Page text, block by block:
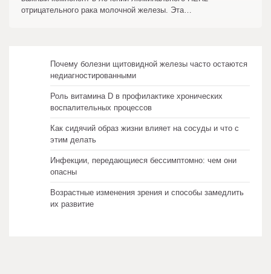
отрицательного рака молочной железы. Эта…
Почему болезни щитовидной железы часто остаются
недиагностированными
Роль витамина D в профилактике хронических
воспалительных процессов
Как сидячий образ жизни влияет на сосуды и что с
этим делать
Инфекции, передающиеся бессимптомно: чем они
опасны
Возрастные изменения зрения и способы замедлить
их развитие